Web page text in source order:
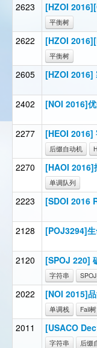
2623 [HZOI
平衡树
2622 [HZOI
平衡树
2605 [HZOI 2016]
2402 [NOI 2016]
2277 [HEOI 2016]
后缀自动机
2270 [HAOI 2016]
单调队列
2223 [SDOI 2016
2128 [POJ3294]
2120 [SPOJ 220]
字符串
SPOJ
2022 [NOI 2015]
单调栈
Fail树
2011 [USACO
字符串
后缀